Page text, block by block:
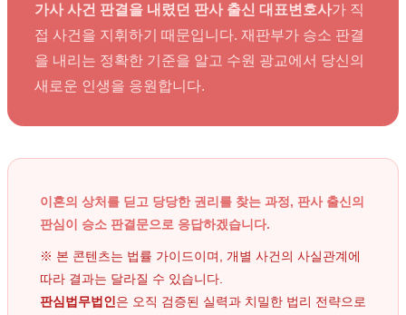
가사 사건 판결을 내렸던 판사 출신 대표변호사가 직
접 사건을 지휘하기 때문입니다. 재판부가 승소 판결
을 내리는 정확한 기준을 알고 수원 광교에서 당신의
새로운 인생을 응원합니다.
이혼의 상처를 딛고 당당한 권리를 찾는 과정, 판사 출신의
판심이 승소 판결문으로 응답하겠습니다.
※ 본 콘텐츠는 법률 가이드이며, 개별 사건의 사실관계에
따라 결과는 달라질 수 있습니다.
판심법무법인 은 오직 검증된 실력과 치밀한 법리 전략으로